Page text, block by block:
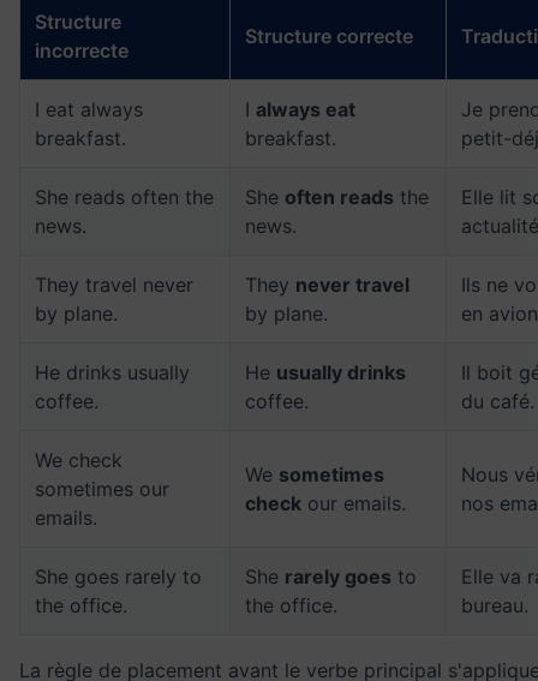
Structure
incorrecte
Structure correcte
I eat always
breakfast.
I always eat
breakfast.
Je
petit-
She reads often the
news.
She often reads the
news.
Elle lit
They travel never
by plane.
They never travel
by plane.
Ils ne
en
He drinks usually
coffee.
He usually drinks
coffee.
Il boit
du café.
We check
sometimes our
emails.
We sometimes
check our emails.
Nous
nos
She goes rarely to
the office.
She rarely goes to
the office.
Elle va
bureau.
La règle de placement avant le verbe principal